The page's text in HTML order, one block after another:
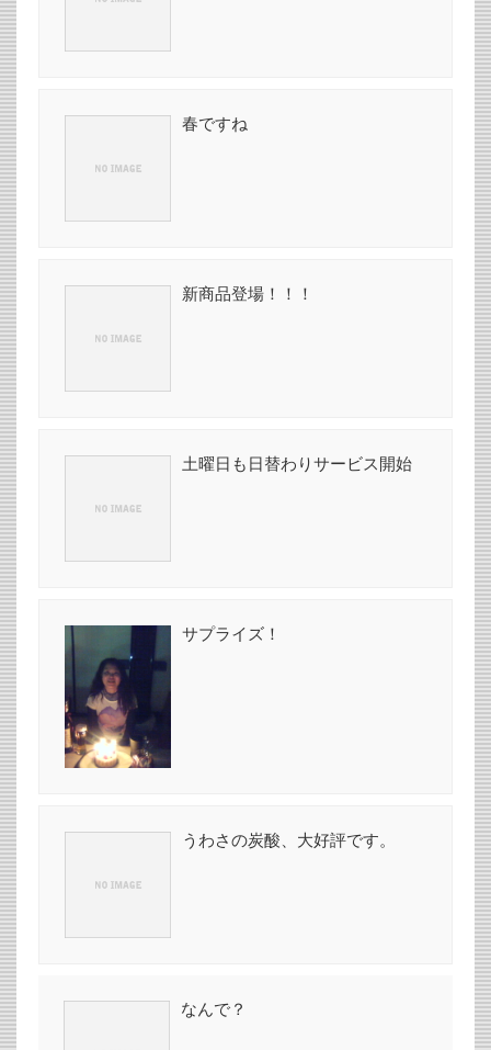
春ですね
新商品登場！！！
土曜日も日替わりサービス開始
サプライズ！
うわさの炭酸、大好評です。
なんで？